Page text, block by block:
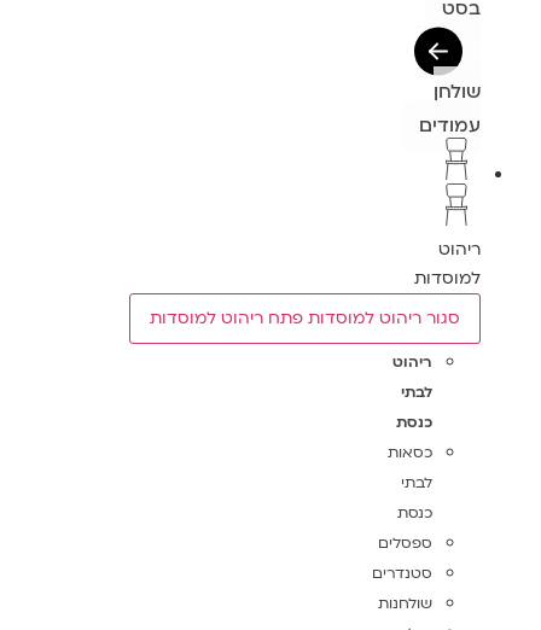
בסט
שולחן
עמודים
ריהוט
למוסדות
סגור ריהוט למוסדות פתח ריהוט למוסדות
ריהוט
לבתי
כנסת
כסאות
לבתי
כנסת
ספסלים
סטנדרים
שולחנות